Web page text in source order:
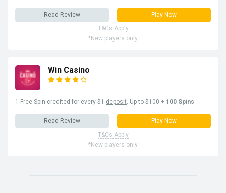
Read Review
Play Now
T&Cs Apply
*New players only
Win Casino
1 Free Spin credited for every $1 deposit. Up to $100 + 100 Spins
Read Review
Play Now
T&Cs Apply
*New players only